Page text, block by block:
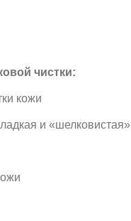
чистки:
кожи
и «шелковистая»